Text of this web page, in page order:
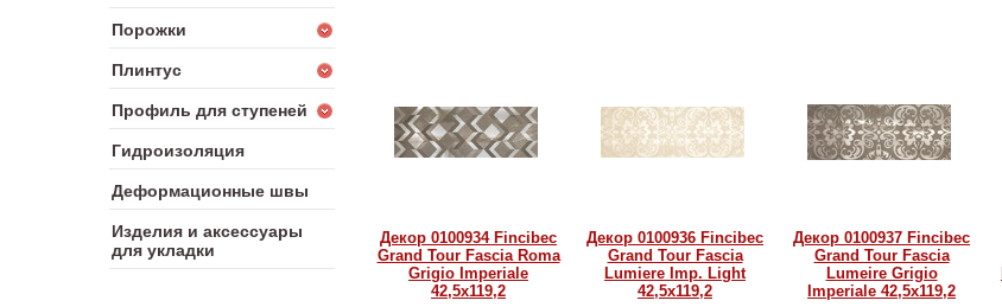
Порожки
Плинтус
Профиль для ступеней
Гидроизоляция
Деформационные швы
Изделия и аксессуары
для укладки
Декор 0100934 Fincibec
Grand Tour Fascia Roma
Grigio Imperiale
42,5x119,2
Декор 0100936 Fincibec
Grand Tour Fascia
Lumiere Imp. Light
42,5x119,2
Декор 0100937 Fincibec
Grand Tour Fascia
Lumeire Grigio
Imperiale 42,5x119,2